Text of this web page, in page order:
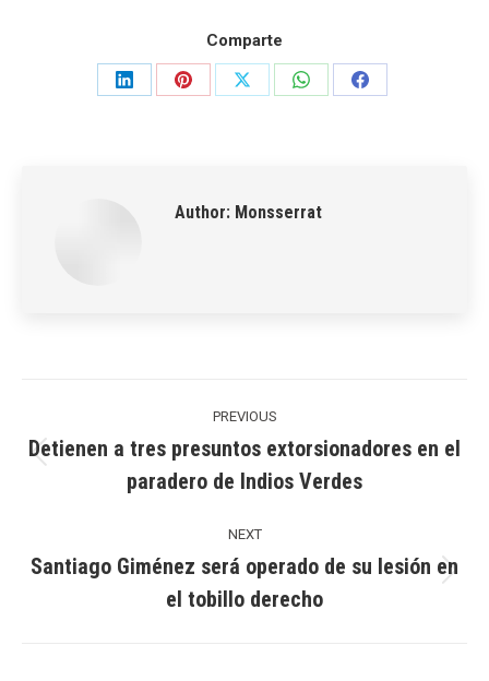
Comparte
Share
Share
Share
Share
Share
Author: Monsserrat
PREVIOUS
post:
Detienen a tres presuntos extorsionadores en el
paradero de Indios Verdes
NEXT
Next
post:
Santiago Giménez será operado de su lesión en
el tobillo derecho